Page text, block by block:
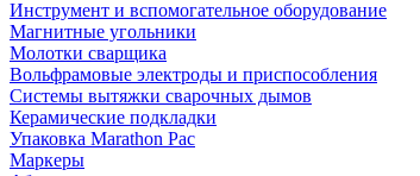
Инструмент и вспомогательное оборудование
Магнитные угольники
Молотки сварщика
Вольфрамовые электроды и приспособления
Системы вытяжки сварочных дымов
Керамические подкладки
Упаковка Marathon Pac
Маркеры